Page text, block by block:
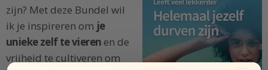
zijn? Met deze Bundel wil
ik je inspireren om je
unieke zelf te vieren en de
vrijheid te cultiveren om